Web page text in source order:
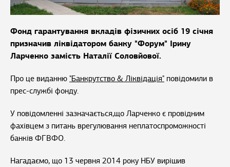
Фонд гарантування вкладів фізичних осіб 19 січня
призначив ліквідатором банку "Форум" Ірину
Ларченко замість Наталії Соловйової.
Про це виданню "Банкрутство & Ліквідація" повідомили в
прес-службі фонду.
У повідомленні зазначається,що Ларченко є провідним
фахівцем з питань врегулювання неплатоспроможності
банків ФГВФО.
Нагадаємо, що 13 червня 2014 року НБУ вирішив